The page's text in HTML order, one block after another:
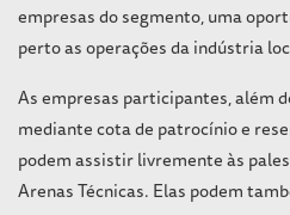
empresas do segmento, uma
perto as operações da indústria
As empresas participantes, além
mediante cota de patrocínio e
podem assistir livremente às
Arenas Técnicas. Elas podem